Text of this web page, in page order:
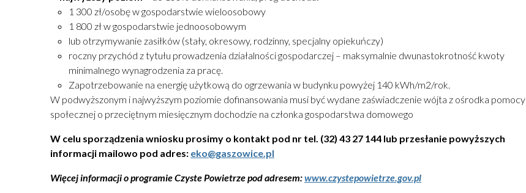
1 300 zł/osobę w gospodarstwie wieloosobowy
1 800 zł w gospodarstwie jednoosobowym
lub otrzymywanie zasiłków (stały, okresowy, rodzinny, specjalny opiekuńczy)
roczny przychód z tytułu prowadzenia działalności gospodarczej – maksymalnie dwunastokrotność kwoty
minimalnego wynagrodzenia za pracę.
Zapotrzebowanie na energię użytkową do ogrzewania w budynku powyżej 140 kWh/m2/rok.
W podwyższonym i najwyższym poziomie dofinansowania musi być wydane zaświadczenie wójta z ośrodka pomocy
społecznej o przeciętnym miesięcznym dochodzie na członka gospodarstwa domowego
W celu sporządzenia wniosku prosimy o kontakt pod nr tel. (32) 43 27 144 lub przesłanie powyższych
informacji mailowo pod adres: eko@gaszowice.pl
Więcej informacji o programie Czyste Powietrze pod adresem:www.czystepowietrze.gov.pl